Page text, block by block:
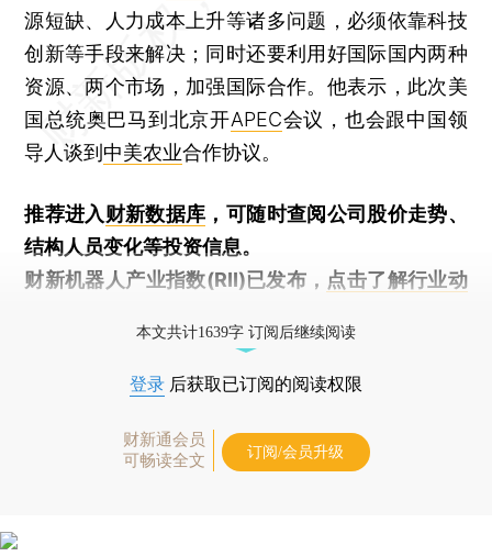
源短缺、人力成本上升等诸多问题，必须依靠科技
创新等手段来解决；同时还要利用好国际国内两种
资源、两个市场，加强国际合作。他表示，此次美
国总统奥巴马到北京开APEC会议，也会跟中国领
导人谈到 中美农业合作协议。
推荐进入财新数据库 ，可随时查阅公司股价走势、
结构人员变化等投资信息。
财新机器人产业指数(RII)已发布， 点击了解行业动
本文共计1639字 订阅后继续阅读
登录 后获取已订阅的阅读权限
财新通会员
可畅读全文
订阅/会员升级